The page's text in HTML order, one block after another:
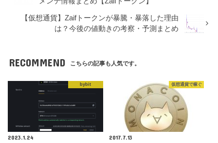
【仮想通貨】Zaifトークンが暴騰・暴落した理由
は？今後の値動きの考察・予測まとめ
RECOMMEND こちらの記事も人気です。
bybit
2023.1.24
仮想通貨で稼ぐ
2017.7.13